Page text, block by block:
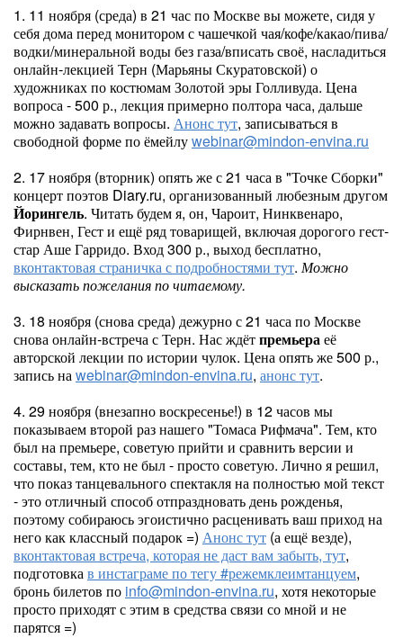
1. 11 ноября (среда) в 21 час по Москве вы можете, сидя у
себя дома перед монитором с чашечкой чая/кофе/какао/пива/
водки/минеральной воды без газа/вписать своё, насладиться
онлайн-лекцией Терн (Марьяны Скуратовской) о
художниках по костюмам Золотой эры Голливуда. Цена
вопроса - 500 р., лекция примерно полтора часа, дальше
можно задавать вопросы. Анонс тут, записываться в
свободной форме по ёмейлуwebinar@mindon-envina.ru
2. 17 ноября (вторник) опять же с 21 часа в "Точке Сборки"
концерт поэтов Diary.ru, организованный любезным другом
Йорингель. Читать будем я, он, Чароит, Нинквенаро,
Фирнвен, Гест и ещё ряд товарищей, включая дорогого гест-
стар Аше Гарридо. Вход 300 р., выход бесплатно,
вконтактовая страничка с подробностями тут. Можно
высказать пожелания по читаемому.
3. 18 ноября (снова среда) дежурно с 21 часа по Москве
снова онлайн-встреча с Терн. Нас ждётпремьераеё
авторской лекции по истории чулок. Цена опять же 500 р.,
запись наwebinar@mindon-envina.ru, анонс тут.
4. 29 ноября (внезапно воскресенье!) в 12 часов мы
показываем второй раз нашего "Томаса Рифмача". Тем, кто
был на премьере, советую прийти и сравнить версии и
составы, тем, кто не был - просто советую. Лично я решил,
что показ танцевального спектакля на полностью мой текст
- это отличный способ отпраздновать день рожденья,
поэтому собираюсь эгоистично расценивать ваш приход на
него как классный подарок =) Анонс тут (а ещё везде),
вконтактовая встреча, которая не даст вам забыть, тут,
подготовкав инстаграме по тегу #режемклеимтанцуем,
бронь билетов по info@mindon-envina.ru, хотя некоторые
просто приходят с этим в средства связи со мной и не
парятся =)